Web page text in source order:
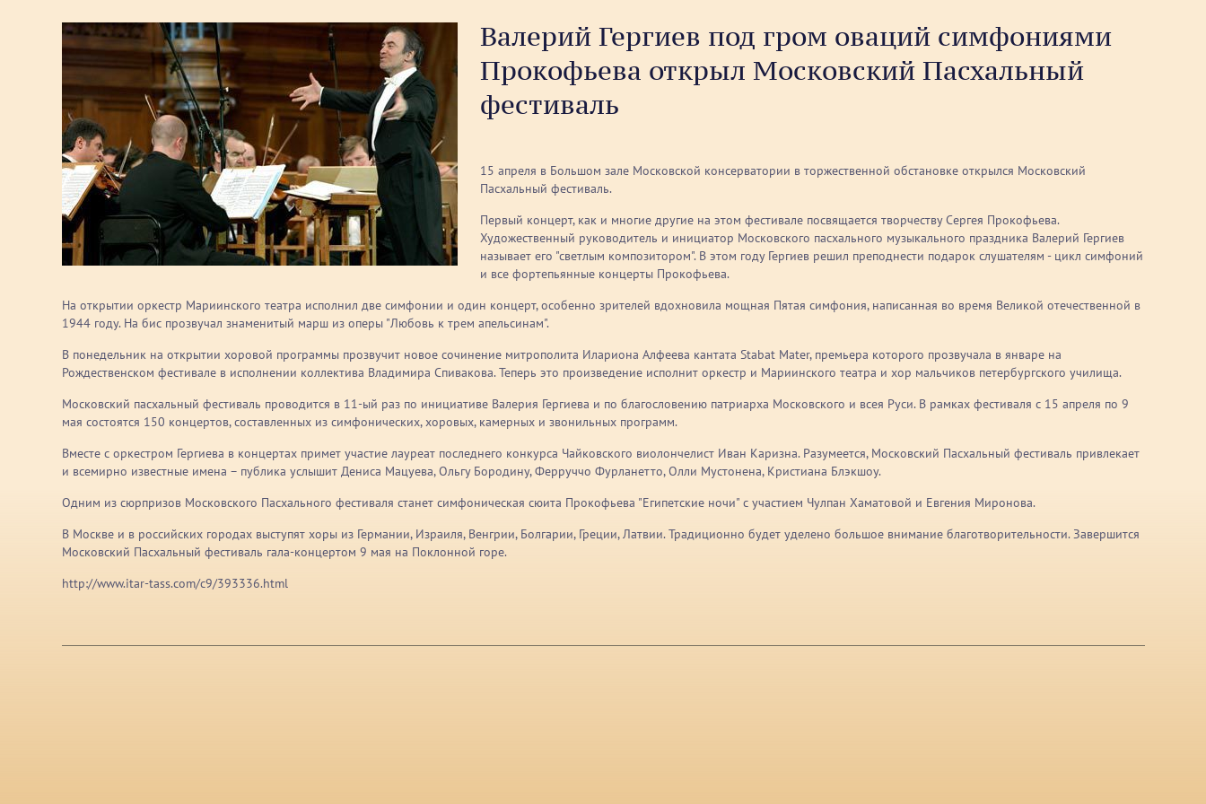
Валерий Гергиев под гром оваций симфониями
Прокофьева открыл Московский Пасхальный
фестиваль
15 апреля в Большом зале Московской консерватории в торжественной обстановке открылся Московский
Пасхальный фестиваль.
Первый концерт, как и многие другие на этом фестивале посвящается творчеству Сергея Прокофьева.
Художественный руководитель и инициатор Московского пасхального музыкального праздника Валерий Гергиев
называет его "светлым композитором". В этом году Гергиев решил преподнести подарок слушателям - цикл симфоний
и все фортепьянные концерты Прокофьева.
На открытии оркестр Мариинского театра исполнил две симфонии и один концерт, особенно зрителей вдохновила мощная Пятая симфония, написанная во время Великой отечественной в
1944 году. На бис прозвучал знаменитый марш из оперы "Любовь к трем апельсинам".
В понедельник на открытии хоровой программы прозвучит новое сочинение митрополита Илариона Алфеева кантата Stabat Mater, премьера которого прозвучала в январе на
Рождественском фестивале в исполнении коллектива Владимира Спивакова. Теперь это произведение исполнит оркестр и Мариинского театра и хор мальчиков петербургского училища.
Московский пасхальный фестиваль проводится в 11-ый раз по инициативе Валерия Гергиева и по благословению патриарха Московского и всея Руси. В рамках фестиваля с 15 апреля по 9
мая состоятся 150 концертов, составленных из симфонических, хоровых, камерных и звонильных программ.
Вместе с оркестром Гергиева в концертах примет участие лауреат последнего конкурса Чайковского виолончелист Иван Каризна. Разумеется, Московский Пасхальный фестиваль привлекает
и всемирно известные имена – публика услышит Дениса Мацуева, Ольгу Бородину, Ферруччо Фурланетто, Олли Мустонена, Кристиана Блэкшоу.
Одним из сюрпризов Московского Пасхального фестиваля станет симфоническая сюита Прокофьева "Египетские ночи" с участием Чулпан Хаматовой и Евгения Миронова.
В Москве и в российских городах выступят хоры из Германии, Израиля, Венгрии, Болгарии, Греции, Латвии. Традиционно будет уделено большое внимание благотворительности. Завершится
Московский Пасхальный фестиваль гала-концертом 9 мая на Поклонной горе.
http://www.itar-tass.com/c9/393336.html